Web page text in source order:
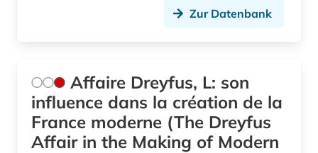
enthüllungsjournalismus (1)
entscheidungssammlung (1)
enzyklopädie (7)
Zur Datenbank
Affaire Dreyfus, L: son
influence dans la création de la
France moderne (The Dreyfus
Affair in the Making of Modern